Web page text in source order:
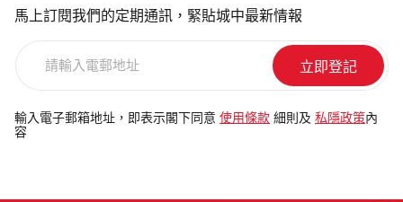
馬上訂閱我們的定期通訊，緊貼城中最新情報
電
郵
輸入電子郵箱地址，即表示閣下同意 使用條款 細則及 私隱政策 內
容